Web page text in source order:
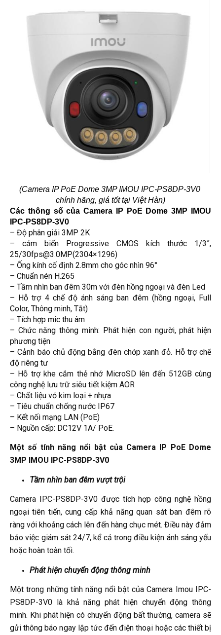
(Camera IP PoE Dome 3MP IMOU IPC-PS8DP-3V0
chính hãng, giá tốt tại Việt Hàn)
Các thông số của Camera IP PoE Dome 3MP IMOU
IPC-PS8DP-3V0
– Độ phân giải 3MP 2K
– cảm biến Progressive CMOS kích thước 1/3”,
25/30fps@3.0MP(2304×1296)
– Ống kính cố định 2.8mm cho góc nhìn 96°
– Chuẩn nén H.265
– Tầm nhìn ban đêm 30m với đèn hồng ngoại và đèn Led
– Hỗ trợ 4 chế độ ánh sáng ban đêm (hồng ngoại, Full
Color, Thông minh, Tắt)
– Tích hợp mic thu âm
– Chức năng thông minh: Phát hiện con người, phát hiện
phương tiện
– Cảnh báo chủ động bằng đèn chớp xanh đỏ. Hỗ trợ chế
độ riêng tư
– Hỗ trợ khe cắm thẻ nhớ MicroSD lên đến 512GB cùng
công nghệ lưu trữ siêu tiết kiệm AOR
– Chất liệu vỏ kim loại + nhựa
– Tiêu chuẩn chống nước IP67
– Kết nối mạng LAN (PoE)
– Nguồn cấp: DC12V 1A/ PoE.
Một số tính năng nổi bật của Camera IP PoE Dome
3MP IMOU IPC-PS8DP-3V0
Tầm nhìn ban đêm vượt trội
Camera IPC-PS8DP-3V0 được tích hợp công nghệ hồng
ngoại tiên tiến, cung cấp khả năng quan sát ban đêm rõ
ràng với khoảng cách lên đến hàng chục mét. Điều này đảm
bảo việc giám sát 24/7, kể cả trong điều kiện ánh sáng yếu
hoặc hoàn toàn tối.
Phát hiện chuyển động thông minh
Một trong những tính năng nổi bật của Camera Imou IPC-
PS8DP-3V0 là khả năng phát hiện chuyển động thông
minh. Khi phát hiện có chuyển động bất thường, camera sẽ
gửi thông báo ngay lập tức đến điện thoại hoặc các thiết bị